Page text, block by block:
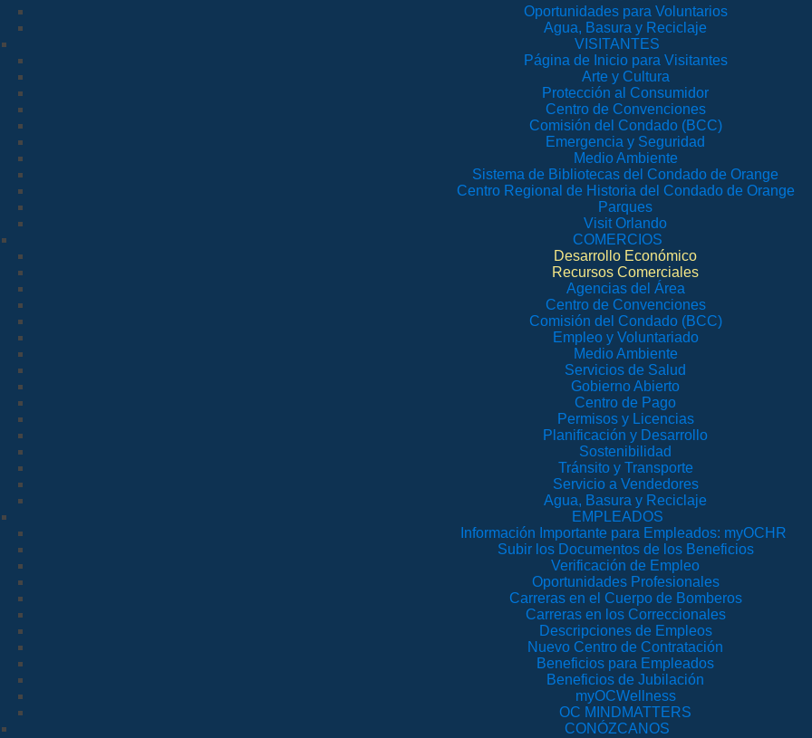
Oportunidades para Voluntarios
Agua, Basura y Reciclaje
VISITANTES
Página de Inicio para Visitantes
Arte y Cultura
Protección al Consumidor
Centro de Convenciones
Comisión del Condado (BCC)
Emergencia y Seguridad
Medio Ambiente
Sistema de Bibliotecas del Condado de Orange
Centro Regional de Historia del Condado de Orange
Parques
Visit Orlando
COMERCIOS
Desarrollo Económico
Recursos Comerciales
Agencias del Área
Centro de Convenciones
Comisión del Condado (BCC)
Empleo y Voluntariado
Medio Ambiente
Servicios de Salud
Gobierno Abierto
Centro de Pago
Permisos y Licencias
Planificación y Desarrollo
Sostenibilidad
Tránsito y Transporte
Servicio a Vendedores
Agua, Basura y Reciclaje
EMPLEADOS
Información Importante para Empleados: myOCHR
Subir los Documentos de los Beneficios
Verificación de Empleo
Oportunidades Profesionales
Carreras en el Cuerpo de Bomberos
Carreras en los Correccionales
Descripciones de Empleos
Nuevo Centro de Contratación
Beneficios para Empleados
Beneficios de Jubilación
myOCWellness
OC MINDMATTERS
CONÓZCANOS